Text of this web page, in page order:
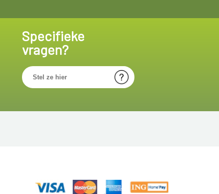
Specifieke
vragen?